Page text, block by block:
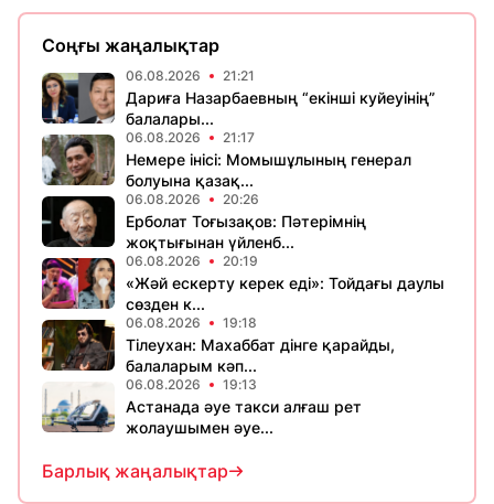
Соңғы жаңалықтар
06.08.2026 21:21
Дариға Назарбаевның “екінші куйеуінің”
балалары...
06.08.2026 21:17
Немере інісі: Момышұлының генерал
болуына қазақ...
06.08.2026 20:26
Ерболат Тоғызақов: Пәтерімнің
жоқтығынан үйленб...
06.08.2026 20:19
«Жәй ескерту керек еді»: Тойдағы даулы
сөзден к...
06.08.2026 19:18
Тілеухан: Махаббат дінге қарайды,
балаларым кәп...
06.08.2026 19:13
Астанада әуе такси алғаш рет
жолаушымен әуе...
Барлық жаңалықтар